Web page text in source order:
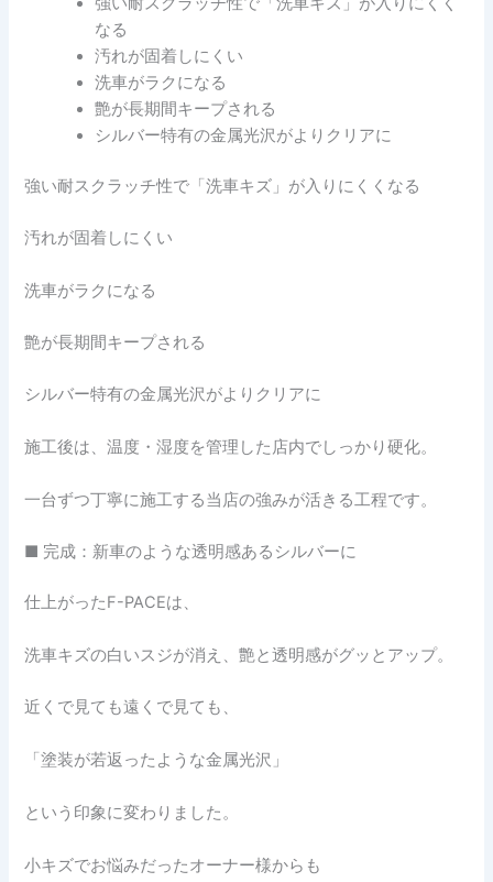
なる
汚れが固着しにくい
洗車がラクになる
艶が長期間キープされる
シルバー特有の金属光沢がよりクリアに
強い耐スクラッチ性で「洗車キズ」が入りにくくなる
汚れが固着しにくい
洗車がラクになる
艶が長期間キープされる
シルバー特有の金属光沢がよりクリアに
施工後は、温度・湿度を管理した店内でしっかり硬化。
一台ずつ丁寧に施工する当店の強みが活きる工程です。
■ 完成：新車のような透明感あるシルバーに
仕上がったF-PACEは、
洗車キズの白いスジが消え、艶と透明感がグッとアップ。
近くで見ても遠くで見ても、
「塗装が若返ったような金属光沢」
という印象に変わりました。
小キズでお悩みだったオーナー様からも